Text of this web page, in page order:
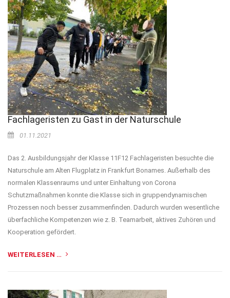
Fachlageristen zu Gast in der Naturschule
01.11.2021
Das 2. Ausbildungsjahr der Klasse 11F12 Fachlageristen besuchte die
Naturschule am Alten Flugplatz in Frankfurt Bonames. Außerhalb des
normalen Klassenraums und unter Einhaltung von Corona
Schutzmaßnahmen konnte die Klasse sich in gruppendynamischen
Prozessen noch besser zusammenfinden. Dadurch wurden wesentliche
überfachliche Kompetenzen wie z. B. Teamarbeit, aktives Zuhören und
Kooperation gefördert.
WEITERLESEN …